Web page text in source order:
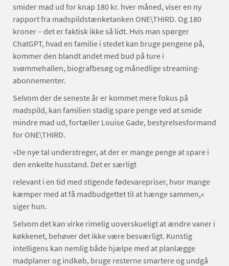
smider mad ud for knap 180 kr. hver måned, viser en ny
rapport fra madspildstænketanken ONE\THIRD. Og 180
kroner – det er faktisk ikke så lidt. Hvis man spørger
ChatGPT, hvad en familie i stedet kan bruge pengene på,
kommer den blandt andet med bud på ture i
svømmehallen, biografbesøg og månedlige streaming-
abonnementer.
Selvom der de seneste år er kommet mere fokus på
madspild, kan familien stadig spare penge ved at smide
mindre mad ud, fortæller Louise Gade, bestyrelsesformand
for ONE\THIRD.
»De nye tal understreger, at der er mange penge at spare i
den enkelte husstand. Det er særligt
relevant i en tid med stigende fødevarepriser, hvor mange
kæmper med at få madbudgettet til at hænge sammen,«
siger hun.
Selvom det kan virke rimelig uoverskueligt at ændre vaner i
køkkenet, behøver det ikke være besværligt. Kunstig
intelligens kan nemlig både hjælpe med at planlægge
madplaner og indkøb, bruge resterne smartere og undgå